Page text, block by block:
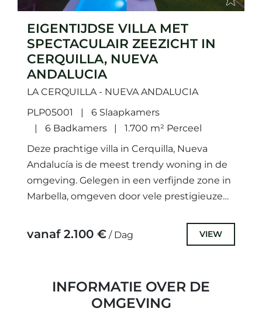
EIGENTIJDSE VILLA MET
SPECTACULAIR ZEEZICHT IN
CERQUILLA, NUEVA
ANDALUCIA
LA CERQUILLA - NUEVA ANDALUCIA
PLP05001
6 Slaapkamers
6 Badkamers
1.700 m² Perceel
Deze prachtige villa in Cerquilla, Nueva
Andalucía is de meest trendy woning in de
omgeving. Gelegen in een verfijnde zone in
Marbella, omgeven door vele prestigieuze
vanaf 2.100 € / Dag VIEW
INFORMATIE OVER DE
OMGEVING